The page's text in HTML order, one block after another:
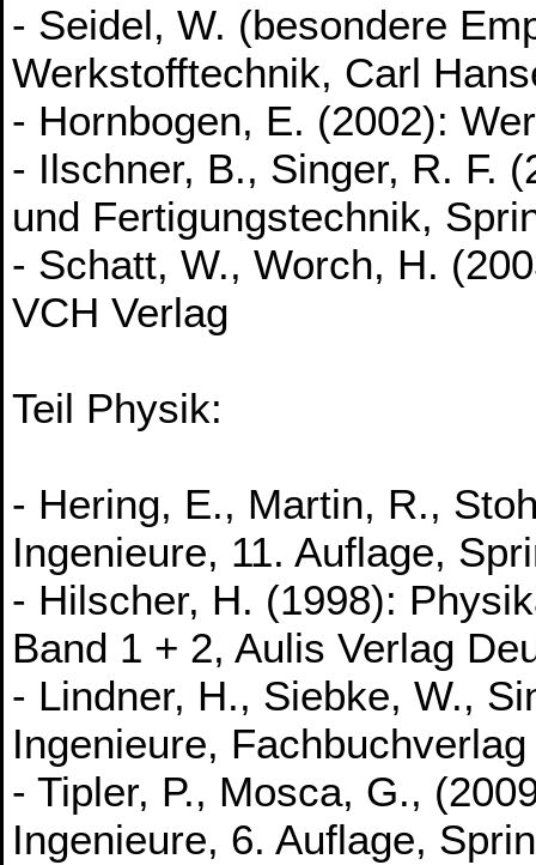
- Seidel, W. (besondere
Werkstofftechnik, Carl
- Hornbogen, E. (2002):
- Ilschner, B., Singer, R. F.
und Fertigungstechnik,
- Schatt, W., Worch, H.
VCH Verlag
Teil Physik:
- Hering, E., Martin, R.,
Ingenieure, 11. Auflage,
- Hilscher, H. (1998):
Band 1 + 2, Aulis Verlag
- Lindner, H., Siebke, W.,
Ingenieure,
- Tipler, P., Mosca, G.,
Ingenieure, 6. Auflage,